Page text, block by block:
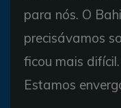
para nós. O
precisávamos
ficou mais
Estamos